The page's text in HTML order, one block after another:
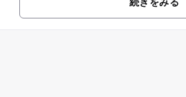
たレジャースポットです。 ...